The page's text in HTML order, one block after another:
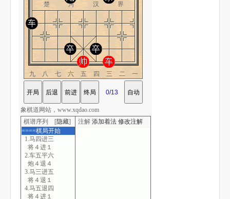
楚 河 汉 界
九八七六五四三二一
棋谱序列 [隐藏]
====棋局开始
1.马四进三
将４进１
2.车五平六
炮４退４
3.马三进五
将４退１
4.马五退四
将４进１
注解 添加着法 修改注解
象棋道网站，www.xqdao.com